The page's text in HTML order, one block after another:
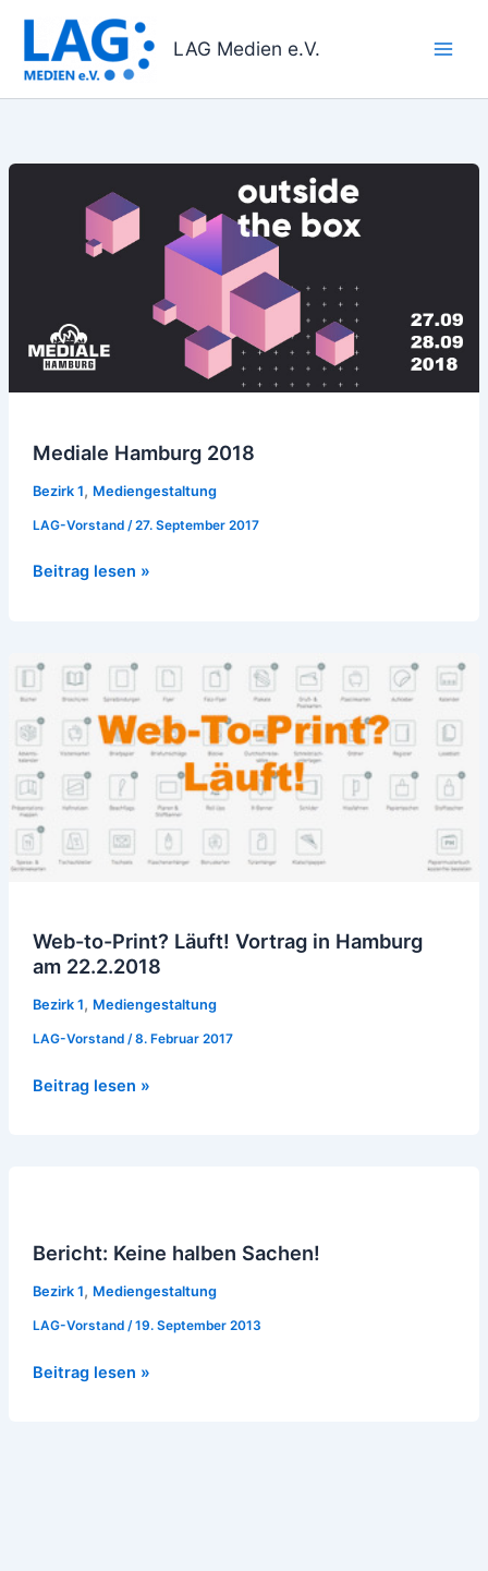
springen
LAG Medien e.V.
Mediale Hamburg 2018
Bezirk 1, Mediengestaltung
LAG-Vorstand /27. September 2017
Hamburg
Beitrag lesen »
Web-to-Print? Läuft! Vortrag in Hamburg
am 22.2.2018
Bezirk 1, Mediengestaltung
LAG-Vorstand /8. Februar 2017
Web-
to-
Print?
Läuft!
Vortrag
in
Hamburg
am
22.2.2018
Beitrag lesen »
Bericht: Keine halben Sachen!
Bezirk 1, Mediengestaltung
LAG-Vorstand /19. September 2013
Sachen!
Beitrag lesen »